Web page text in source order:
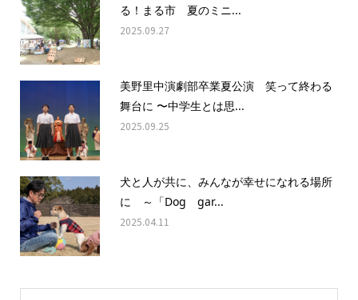
る！まる市 夏のミニ...
2025.09.27
美野里中演劇部卒業夏公演 笑って終わる
舞台に 〜中学生とは思...
2025.09.25
犬と人が共に、みんなが幸せになれる場所
に ～「Dog gar...
2025.04.11